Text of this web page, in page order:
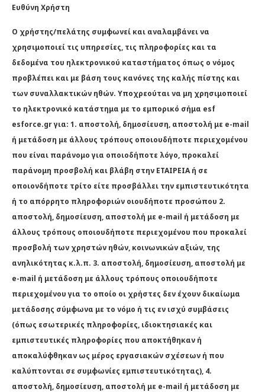
Ευθύνη Χρήστη
Ο χρήστης/πελάτης συμφωνεί και αναλαμβάνει να
χρησιμοποιεί τις υπηρεσίες, τις πληροφορίες και τα
δεδομένα του ηλεκτρονικού καταστήματος όπως ο νόμος
προβλέπει και με βάση τους κανόνες της καλής πίστης και
των συναλλακτικών ηθών. Υποχρεούται να μη χρησιμοποιεί
τo ηλεκτρονικό κατάστημα με το εμπορικό σήμα esf
esforce.gr για: 1. αποστολή, δημοσίευση, αποστολή με e-mail
ή μετάδοση με άλλους τρόπους οποιουδήποτε περιεχομένου
που είναι παράνομο για οποιοδήποτε λόγο, προκαλεί
παράνομη προσβολή και βλάβη στην ΕΤΑΙΡΕΙΑ ή σε
οποιονδήποτε τρίτο είτε προσβάλλει την εμπιστευτικότητα
ή το απόρρητο πληροφοριών οιουδήποτε προσώπου 2.
αποστολή, δημοσίευση, αποστολή με e-mail ή μετάδοση με
άλλους τρόπους οποιουδήποτε περιεχομένου που προκαλεί
προσβολή των χρηστών ηθών, κοινωνικών αξιών, της
ανηλικότητας κ.λ.π. 3. αποστολή, δημοσίευση, αποστολή με
e-mail ή μετάδοση με άλλους τρόπους οποιουδήποτε
περιεχομένου για το οποίο οι χρήστες δεν έχουν δικαίωμα
μετάδοσης σύμφωνα με το νόμο ή τις εν ισχύ συμβάσεις
(όπως εσωτερικές πληροφορίες, ιδιοκτησιακές και
εμπιστευτικές πληροφορίες που αποκτήθηκαν ή
αποκαλύφθηκαν ως μέρος εργασιακών σχέσεων ή που
καλύπτονται σε συμφωνίες εμπιστευτικότητας), 4.
αποστολή, δημοσίευση, αποστολή με e-mail ή μετάδοση με